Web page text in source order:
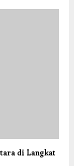
di Langkat